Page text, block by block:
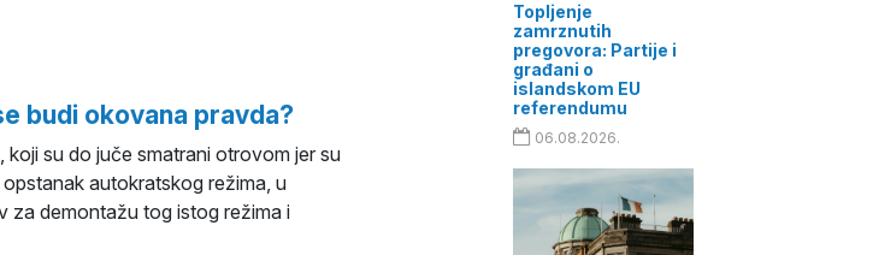
budi okovana pravda?
su do juče smatrani otrovom jer su
autokratskog režima, u
za demontažu tog istog režima i
Topljenje
zamrznutih
pregovora: Partije i
građani o
islandskom EU
referendumu
06.08.2026.